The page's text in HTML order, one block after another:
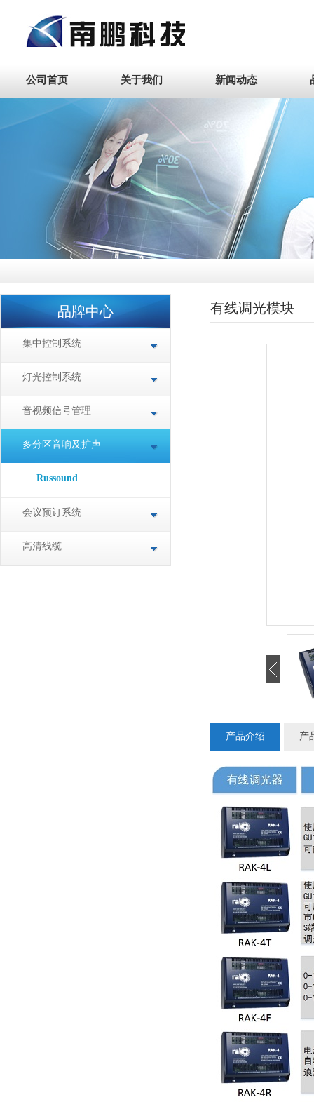
公司首页 关于我们 新闻动态
品牌中心
集中控制系统
灯光控制系统
音视频信号管理
多分区音响及扩声
Russound
会议预订系统
高清线缆
有线调光模块
产品介绍 产